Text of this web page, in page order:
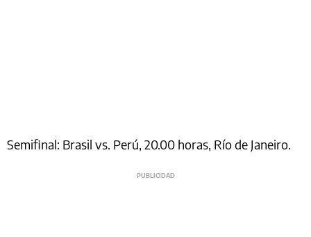
Semifinal: Brasil vs. Perú, 20.00 horas, Río de Janeiro.